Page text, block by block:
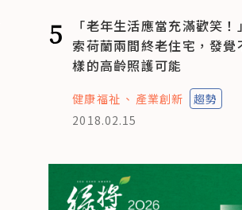
5
「老年生活應當充滿歡笑！
索荷蘭兩間終老住宅，發覺
樣的高齡照護可能
健康福祉 產業創新
趨勢
2018.02.15